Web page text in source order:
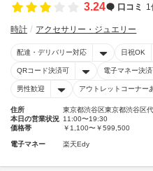
3.24 口コミ 1
時計 アクセサリー・ジュエリー
配達・デリバリー対応 日祝OK
QRコード決済可 電子マネー決
男性歓迎 アウトレットコーナー
住所
東京都渋谷区東京都渋谷区
本日の営業状況 11:00〜19:30
価格帯
￥1,100〜￥599,500
電子マネー 楽天Edy